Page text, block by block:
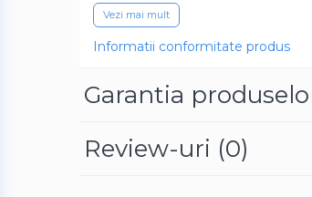
Confort auto
Curatare auto
Casa, Gradina & Bricolaj
Vezi mai mult
Informatii conformitate produs
Garantia
Review-uri (0)